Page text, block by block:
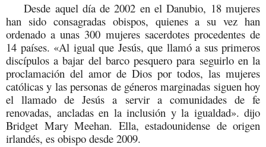
Desde aquel día de 2002 en el Danubio, 18 mujeres
han sido consagradas obispos, quienes a su vez han
ordenado a unas 300 mujeres sacerdotes procedentes de
14 países. «Al igual que Jesús, que llamó a sus primeros
discípulos a bajar del barco pesquero para seguirlo en la
proclamación del amor de Dios por todos, las mujeres
católicas y las personas de géneros marginadas siguen hoy
el llamado de Jesús a servir a comunidades de fe
renovadas, ancladas en la inclusión y la igualdad». dijo
Bridget Mary Meehan. Ella, estadounidense de origen
irlandés, es obispo desde 2009.